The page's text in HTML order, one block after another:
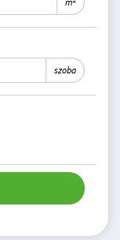
szoba